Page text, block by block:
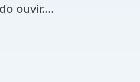
ouvir....